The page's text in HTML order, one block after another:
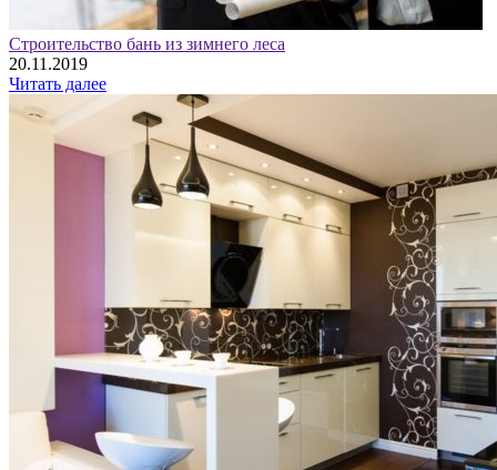
Строительство бань из зимнего леса
20.11.2019
Читать далее